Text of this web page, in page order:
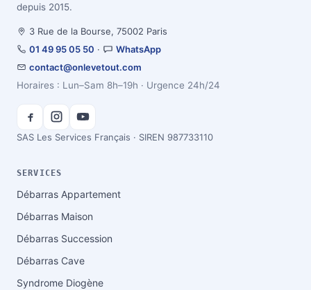
depuis 2015.
3 Rue de la Bourse, 75002 Paris
01 49 95 05 50 ·
WhatsApp
contact@onlevetout.com
Horaires : Lun–Sam 8h–19h · Urgence 24h/24
SAS Les Services Français · SIREN 987733110
SERVICES
Débarras Appartement
Débarras Maison
Débarras Succession
Débarras Cave
Syndrome Diogène